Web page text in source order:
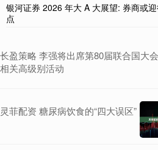
银河证券 2026 年大 A 大展望: 券商或
点
长盈策略 李强将出席第80届联合国大
相关高级别活动
灵菲配资 糖尿病饮食的“四大误区”